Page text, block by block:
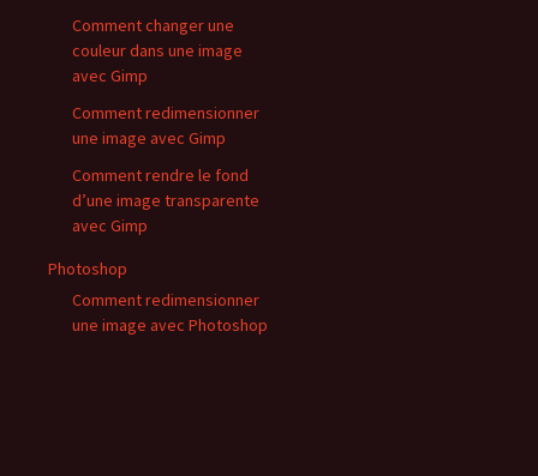
Comment changer une
couleur dans une image
avec Gimp
Comment redimensionner
une image avec Gimp
Comment rendre le fond
d’une image transparente
avec Gimp
Photoshop
Comment redimensionner
une image avec Photoshop